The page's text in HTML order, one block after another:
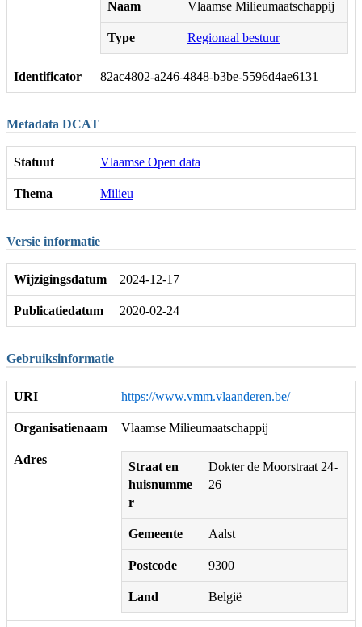
Naam Vlaamse Milieumaatschappij
Type Regionaal bestuur
Identificator 82ac4802-a246-4848-b3be-5596d4ae6131
Metadata DCAT
Statuut Vlaamse Open data
Thema Milieu
Versie informatie
Wijzigingsdatum 2024-12-17
Publicatiedatum 2020-02-24
Gebruiksinformatie
URI https://www.vmm.vlaanderen.be/
Organisatienaam Vlaamse Milieumaatschappij
Adres
Straat en
huisnumme
r
Dokter de Moorstraat 24-
26
Gemeente Aalst
Postcode 9300
Land België